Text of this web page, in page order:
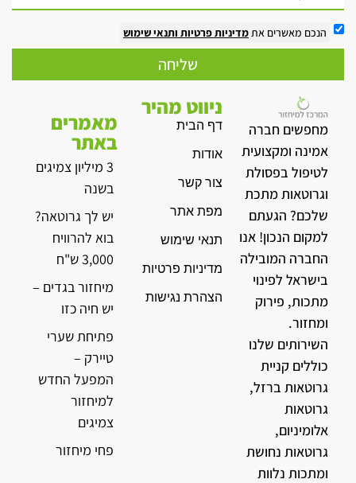
הנכם מאשרים אתמדיניות פרטיות ותנאי שימוש
שליחה
מחפשים חברה
אמינה ומקצועית
לטיפול בפסולת
וגרוטאות מתכת
שלכם? הגעתם
למקום הנכון! אנו
החברה המובילה
בישראל לפינוי
מתכות, פירוק
ומחזור.
השירותים שלנו
כוללים קניית
גרוטאות ברזל,
גרוטאות
אלומיניום,
גרוטאות נחושת
ומתכות נלוות
ניווט מהיר
דף הבית
אודות
צור קשר
מפת אתר
תנאי שימוש
מדיניות פרטיות
הצהרת נגישות
מאמרים
באתר
3 מיליון צמיגים
בשנה
יש לך גרוטאה?
בוא להרוויח
3,000 ש"ח
מיחזור בגדים –
יש חיה כזו
פתיחת שערי
טיירק –
המפעל החדש
למיחזור
צמיגים
פחי מיחזור